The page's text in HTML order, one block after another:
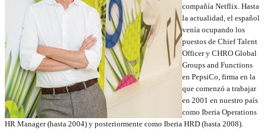
compañía Netflix. Hasta
la actualidad, el español
venía ocupando los
puestos de Chief Talent
Officer y CHRO Global
Groups and Functions
en PepsiCo, firma en la
que comenzó a trabajar
en 2001 en nuestro país
como Iberia Operations
HR Manager (hasta 2004) y posteriormente como Iberia HRD (hasta 2008).